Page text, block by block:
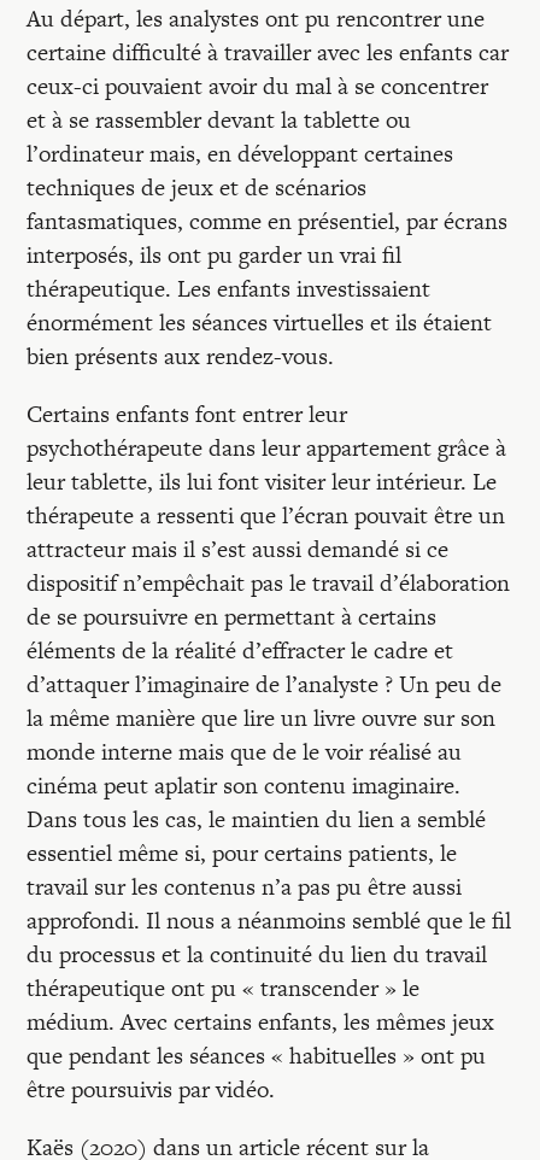
Au départ, les analystes ont pu rencontrer une
certaine difficulté à travailler avec les enfants car
ceux-ci pouvaient avoir du mal à se concentrer
et à se rassembler devant la tablette ou
l’ordinateur mais, en développant certaines
techniques de jeux et de scénarios
fantasmatiques, comme en présentiel, par écrans
interposés, ils ont pu garder un vrai fil
thérapeutique. Les enfants investissaient
énormément les séances virtuelles et ils étaient
bien présents aux rendez-vous.
Certains enfants font entrer leur
psychothérapeute dans leur appartement grâce à
leur tablette, ils lui font visiter leur intérieur. Le
thérapeute a ressenti que l’écran pouvait être un
attracteur mais il s’est aussi demandé si ce
dispositif n’empêchait pas le travail d’élaboration
de se poursuivre en permettant à certains
éléments de la réalité d’effracter le cadre et
d’attaquer l’imaginaire de l’analyste ? Un peu de
la même manière que lire un livre ouvre sur son
monde interne mais que de le voir réalisé au
cinéma peut aplatir son contenu imaginaire.
Dans tous les cas, le maintien du lien a semblé
essentiel même si, pour certains patients, le
travail sur les contenus n’a pas pu être aussi
approfondi. Il nous a néanmoins semblé que le fil
du processus et la continuité du lien du travail
thérapeutique ont pu « transcender » le
médium. Avec certains enfants, les mêmes jeux
que pendant les séances « habituelles » ont pu
être poursuivis par vidéo.
Kaës (2020) dans un article récent sur la